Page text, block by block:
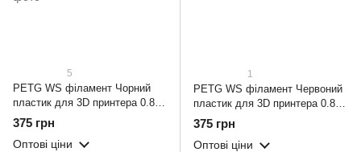
5
PETG WS філамент Чорний
пластик для 3D принтера 0.800
кг / 260 м / 1.75 мм
375 грн
Оптові ціни
1
PETG WS філамент Червоний
пластик для 3D принтера 0.800
кг / 260 м / 1.75 мм
375 грн
Оптові ціни